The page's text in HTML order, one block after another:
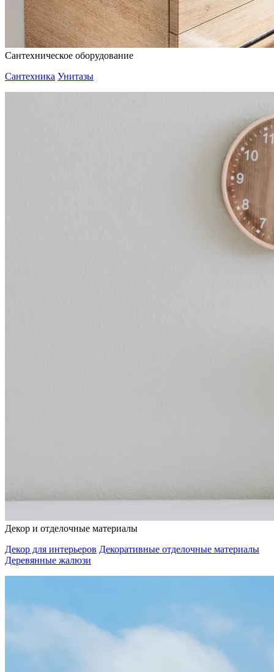
Сантехническое оборудование
Сантехника Унитазы
Декор и отделочные материалы
Декор для интерьеров Декоративные отделочные материалы
Деревянные жалюзи